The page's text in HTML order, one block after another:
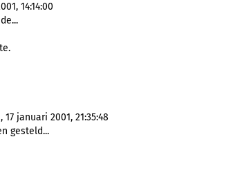
14:14:00
januari 2001, 21:35:48
gesteld...